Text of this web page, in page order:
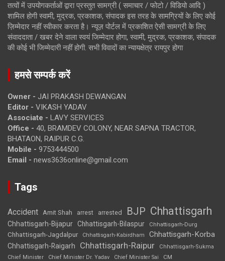
तत्वों में उपयोगकर्ताओं द्वारा प्रस्तुत सामग्री ( समाचार / फोटो / विडियो आदि )
शामिल होगी स्वामी, मुद्रक, प्रकाशक, संपादक इस तरह के सामग्रियों के लिए कोई
ज़िम्मेदार नहीं स्वीकार करता है। न्यूज़ पोर्टल में प्रकाशित ऐसी सामग्री के लिए
संवाददाता / खबर देने वाला स्वयं जिम्मेदार होगा, स्वामी, मुद्रक, प्रकाशक, संपादक
की कोई भी जिम्मेदारी नहीं होगी. सभी विवादों का न्यायक्षेत्र रायपुर होगा
हमसे सम्पर्क करें
Owner - JAI PRAKASH DEWANGAN
Editor - VIKASH YADAV
Associate - LAVY SERVICES
Office - 40, BRAMDEV COLONY, NEAR SAPNA TRACTOR,
BHATAON, RAIPUR C.G.
Mobile - 9753444500
Email - news3636online@gmail.com
Tags
Accident Amit Shah arrest arrested BJP Chhattisgarh
Chhattisgarh-Bijapur Chhattisgarh-Bilaspur Chhattisgarh-Durg
Chhattisgarh-Jagdalpur Chhattisgarh-Kabirdham Chhattisgarh-Korba
Chhattisgarh-Raigarh Chhattisgarh-Raipur
Chhattisgarh-Sukma
Chief Minister
Chief Minister Dr. Yadav Chief Minister Sai CM